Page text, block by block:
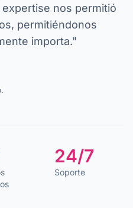
nos permitió
permitiéndonos
importa."
24/7
Soporte